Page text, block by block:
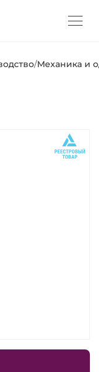
/Механика и